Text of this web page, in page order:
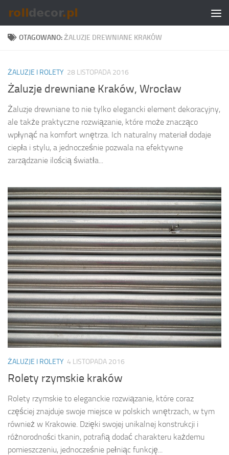
Skip to content
OTAGOWANO:ŻALUZJE DREWNIANE KRAKÓW
ŻALUZJE I ROLETY 28 LISTOPADA 2016
Żaluzje drewniane Kraków, Wrocław
Żaluzje drewniane to nie tylko elegancki element dekoracyjny,
ale także praktyczne rozwiązanie, które może znacząco
wpłynąć na komfort wnętrza. Ich naturalny materiał dodaje
ciepła i stylu, a jednocześnie pozwala na efektywne
zarządzanie ilością światła...
ŻALUZJE I ROLETY 4 LISTOPADA 2016
Rolety rzymskie kraków
Rolety rzymskie to eleganckie rozwiązanie, które coraz
częściej znajduje swoje miejsce w polskich wnętrzach, w tym
również w Krakowie. Dzięki swojej unikalnej konstrukcji i
różnorodności tkanin, potrafią dodać charakteru każdemu
pomieszczeniu, jednocześnie pełniąc funkcję...